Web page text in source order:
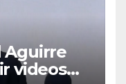
Aguirre
videos